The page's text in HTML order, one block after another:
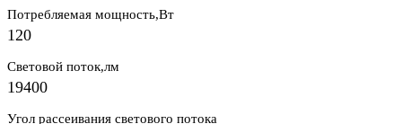
Потребляемая мощность,Вт
120
Световой поток,лм
19400
Угол рассеивания светового потока